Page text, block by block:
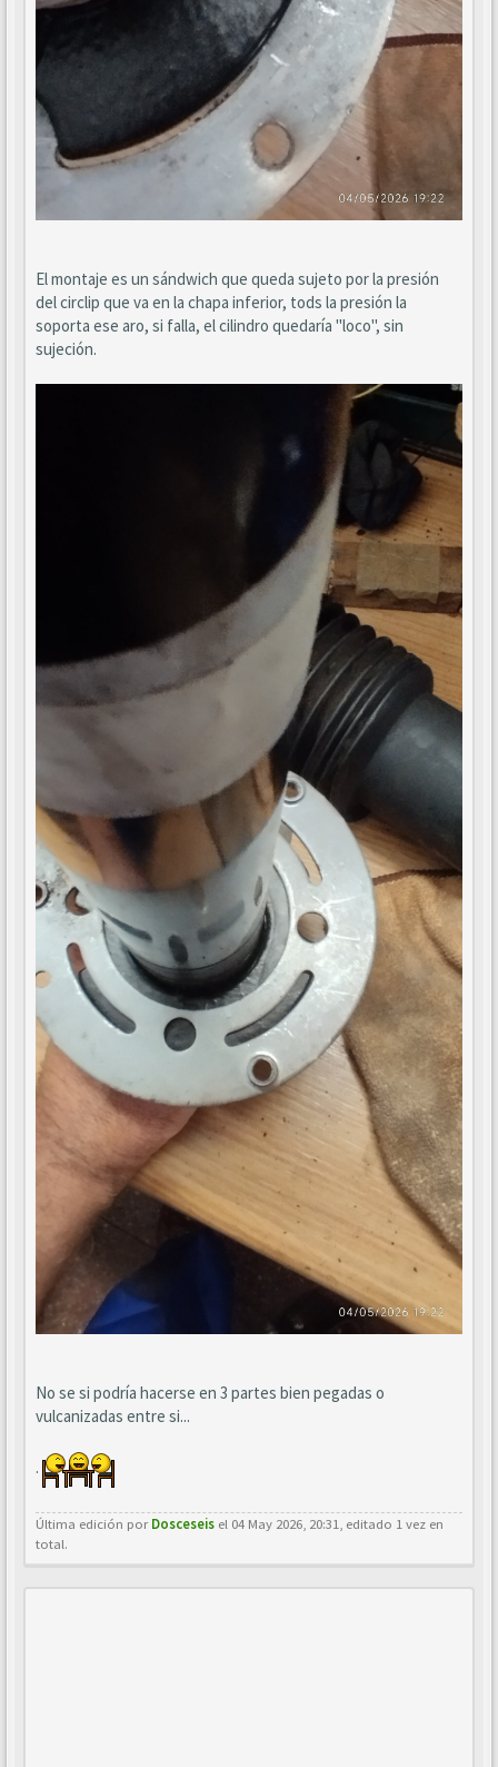
El montaje es un sándwich que queda sujeto por la presión
del circlip que va en la chapa inferior, tods la presión la
soporta ese aro, si falla, el cilindro quedaría "loco", sin
sujeción.
No se si podría hacerse en 3 partes bien pegadas o
vulcanizadas entre si...
.
Última edición porDosceseis el 04 May 2026, 20:31, editado 1 vez en
total.